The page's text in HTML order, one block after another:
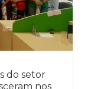
do setor
nos